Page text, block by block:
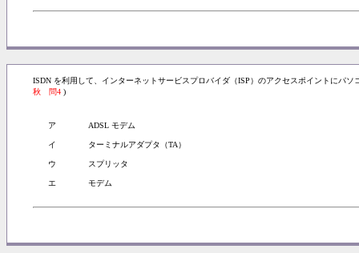
ISDN を利用して、インターネットサービスプロバイダ（ISP）のアクセスポイントにパ
秋 問4 )
ア ADSL モデム
イ ターミナルアダプタ（TA）
ウ スプリッタ
エ モデム